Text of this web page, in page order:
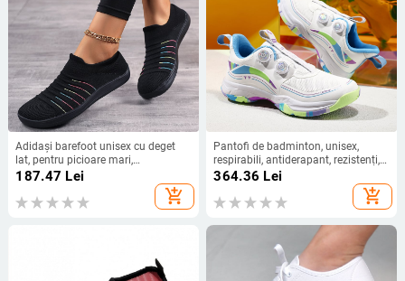
Adidași barefoot unisex cu deget
lat, pentru picioare mari,
încălțăminte sport de interior
187.47 Lei
add_shopping_cart
Pantofi de badminton, unisex,
respirabili, antiderapant, rezistenți,
cu talpă din cauciuc rezistentă la
364.36 Lei
add_shopping_cart